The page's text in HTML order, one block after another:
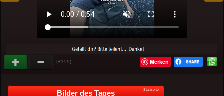
(+159) Merken
Bilder des Tages Startseite